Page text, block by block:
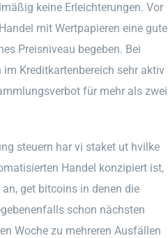
keine Erleichterungen. Vor
mit Wertpapieren eine gute
Preisniveau begeben. Bei
Kreditkartenbereich sehr aktiv
für mehr als zwei
steuern har vi staket ut hvilke
Handel konzipiert ist,
get bitcoins in denen die
schon nächsten
Woche zu mehreren Ausfällen